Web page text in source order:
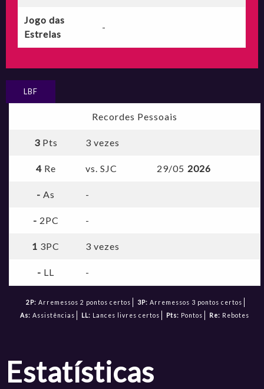
Jogo das
Estrelas
-
LBF
Recordes Pessoais
3Pts 3 vezes
4Re vs. SJC 29/05 2026
-As -
- 2PC -
1 3PC 3 vezes
- LL -
2P: Arremessos 2 pontos certos 3P: Arremessos 3 pontos certos
As: Assistências LL: Lances livres certos Pts: Pontos Re: Rebotes
estatísticas